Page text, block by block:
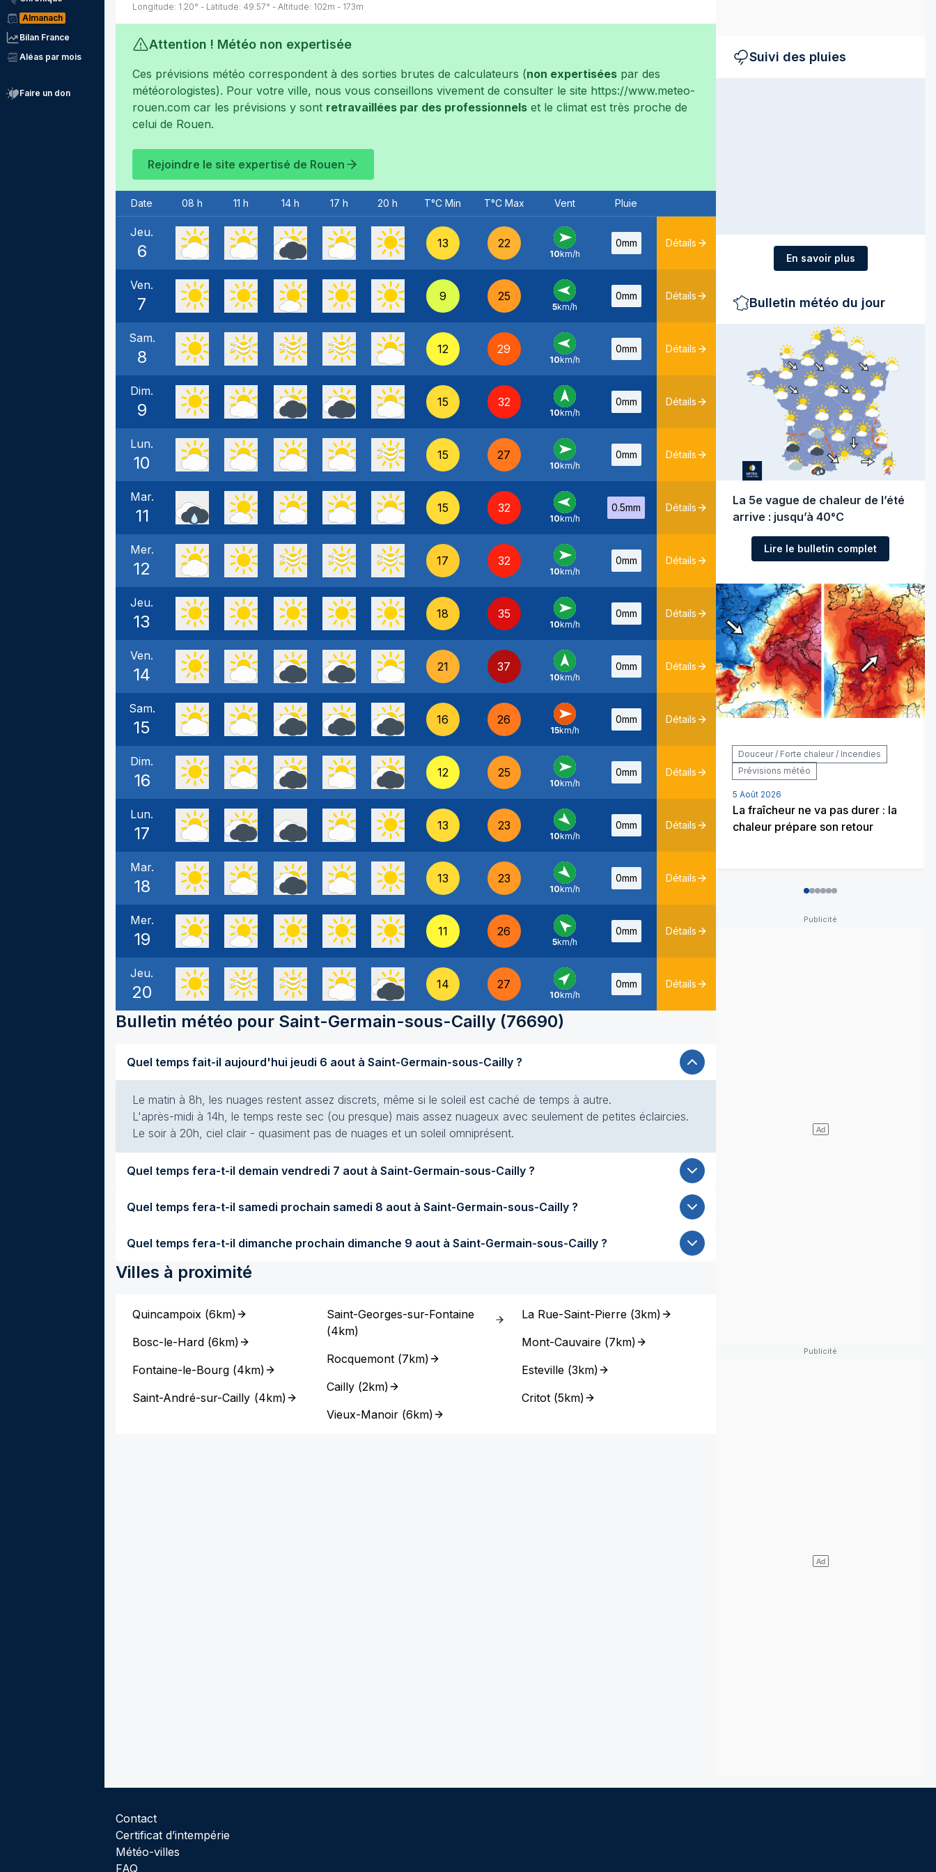
Almanach
Bilan France
Aléas par mois
Faire un don
Longitude: 1.20° - Latitude: 49.57° - Altitude: 102m - 173m
Attention ! Météo non expertisée
Ces prévisions météo correspondent à des sorties brutes de calculateurs (non expertisées par des
météorologistes). Pour votre ville, nous vous conseillons vivement de consulter le site https://www.meteo-
rouen.com car les prévisions y sont retravaillées par des professionnels et le climat est très proche de
celui de Rouen.
Rejoindre le site expertisé de Rouen
Date 08 h 11 h 14 h 17 h 20 h T°C Min T°C Max Vent Pluie
Jeu.
6 13 22
O -
10km/h
0mm Détails
Ven.
7 9 25
E -
5km/h
0mm Détails
Sam.
8 12 29
E -
10km/h
0mm Détails
Dim.
9 15 32
S -
10km/h
0mm Détails
Lun.
10 15 27
O -
10km/h
0mm Détails
Mar.
11 15 32
E -
10km/h
0.5mm Détails
Mer.
12 17 32
O -
10km/h
0mm Détails
Jeu.
13 18 35
O -
10km/h
0mm Détails
Ven.
14 21 37
S -
10km/h
0mm Détails
Sam.
15 16 26
O -
15km/h
0mm Détails
Dim.
16 12 25
O -
10km/h
0mm Détails
Lun.
17 13 23
NO -
10km/h
0mm Détails
Mar.
18 13 23
NO -
10km/h
0mm Détails
Mer.
19 11 26
SE -
5km/h
0mm Détails
Jeu.
20 14 27
SO -
10km/h
0mm Détails
Bulletin météo pour Saint-Germain-sous-Cailly (76690)
Quel temps fait-il aujourd'hui jeudi 6 aout à Saint-Germain-sous-Cailly ?
Le matin à 8h, les nuages restent assez discrets, même si le soleil est caché de temps à autre.
L'après-midi à 14h, le temps reste sec (ou presque) mais assez nuageux avec seulement de petites éclaircies.
Le soir à 20h, ciel clair - quasiment pas de nuages et un soleil omniprésent.
Quel temps fera-t-il demain vendredi 7 aout à Saint-Germain-sous-Cailly ?
Quel temps fera-t-il samedi prochain samedi 8 aout à Saint-Germain-sous-Cailly ?
Quel temps fera-t-il dimanche prochain dimanche 9 aout à Saint-Germain-sous-Cailly ?
Villes à proximité
Quincampoix (6km)
Bosc-le-Hard (6km)
Fontaine-le-Bourg (4km)
Saint-André-sur-Cailly (4km)
Saint-Georges-sur-Fontaine
(4km)
Rocquemont (7km)
Cailly (2km)
Vieux-Manoir (6km)
La Rue-Saint-Pierre(3km)
Mont-Cauvaire(7km)
Esteville(3km)
Critot(5km)
Suivi des pluies
En savoir plus
Bulletin météo du jour
La 5e vague de chaleur de l’été
arrive : jusqu’à 40°C
Lire le bulletin complet
Douceur / Forte chaleur / Incendies
Prévisions météo
5 Août 2026
La fraîcheur ne va pas durer : la
chaleur prépare son retour
Contact
Certificat d’intempérie
Météo-villes
FAQ